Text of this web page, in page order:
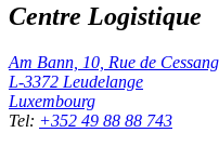
Centre Logistique
Am Bann, 10, Rue de
L-3372 Leudelange
Luxembourg
Tel: +352 49 88 88 743